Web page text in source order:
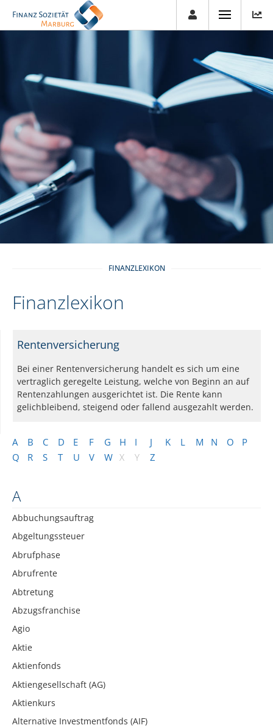
FINANZLEXIKON
Finanzlexikon
A B C D E F G H I J K L M N O
P
Q
R S T U V W X Y Z
A
Abbuchungsauftrag
Abgeltungssteuer
Abrufphase
Abrufrente
Abtretung
Abzugsfranchise
Agio
Aktie
Aktienfonds
Aktiengesellschaft (AG)
Aktienkurs
Alternative Investmentfonds (AIF)
Rentenversicherung
Bei einer Rentenversicherung handelt es sich um eine
vertraglich geregelte Leistung, welche von Beginn an auf
Rentenzahlungen ausgerichtet ist. Die Rente kann
gelichbleibend, steigend oder fallend ausgezahlt werden.